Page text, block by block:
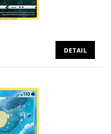
DETAIL